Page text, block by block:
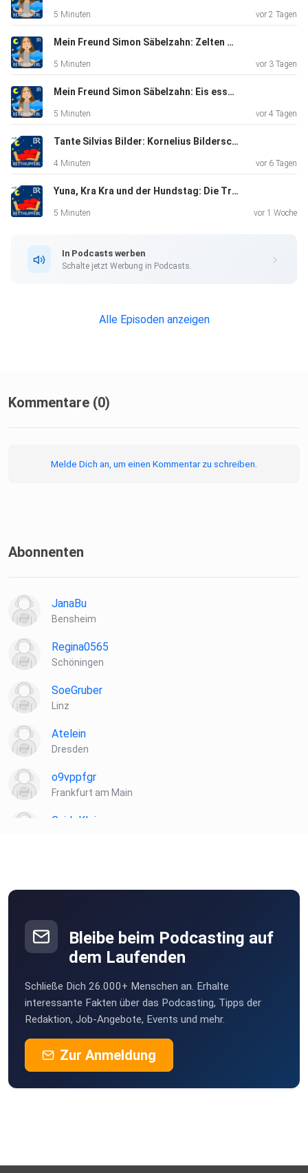
5 Minuten vor 2 Tagen
Mein Freund Simon Säbelzahn: Zelten gehen | Eine Gute-Nacht-Geschichte ab 5 Jahren
5 Minuten vor 3 Tagen
Mein Freund Simon Säbelzahn: Eis essen | Eine Gute-Nacht-Geschichte ab 5 Jahren
5 Minuten vor 4 Tagen
Tante Silvias Bilder: Kornelius Bilderschreck | Eine Gute-Nacht-Geschichte ab 5 Jahren / Mundart Oberfranken
4 Minuten vor 6 Tagen
Yuna, Kra Kra und der Hundstag: Die Tropennacht | Eine Gute-Nacht-Geschichte ab 5 Jahren
5 Minuten vor 1 Woche
In Podcasts werben
Schalte jetzt Werbung in Podcasts.
Alle Episoden anzeigen
Kommentare (0)
Melde Dich an, um einen Kommentar zu schreiben.
Abonnenten
JanaBu
Bensheim
Regina0565
Schöningen
SoeGruber
Linz
Atelein
Dresden
o9vppfgr
Frankfurt am Main
GuidoKlein
Bleibe beim Podcasting auf
dem Laufenden
Schließe Dich 26.000+ Menschen an. Erhalte
interessante Fakten über das Podcasting, Tipps der
Redaktion, Job-Angebote, Events und mehr.
Zur Anmeldung